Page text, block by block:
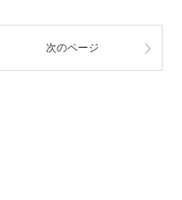
次のページ